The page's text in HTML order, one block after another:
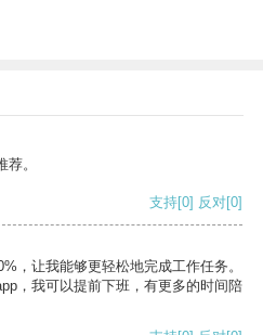
。
支持[0] 反对[0]
，让我能够更轻松地完成工作任务。
，我可以提前下班，有更多的时间陪